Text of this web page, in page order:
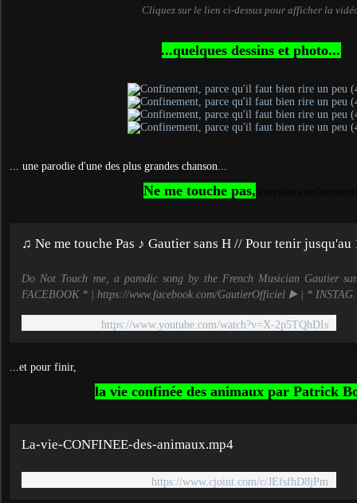
Cliquez sur le lien ci-dessus pour afficher la
...quelques dessins et photo...
... une parodie d'une des plus grandes chanson...
Ne me touche pas,
♫ Ne me touche Pas ♪ Gautier sans H // Pour tenir jusqu'au
Do Not Touch me, a parodic song by the French Musician Gautier
FACEBOOK * | https://www.facebook.com/GautierOfficiel ▶️ | *
https://www.youtube.com/watch?v=X-2p5TQhDIs
...et pour finir,
la vie confinée des animaux par Patrick
La-vie-CONFINEE-des-animaux.mp4
https://www.cjoint.com/c/JEfsfhD8jPm